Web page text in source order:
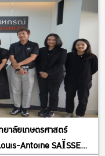
าลัยเกษตรศาสตร์
Antoine SAÏSSET